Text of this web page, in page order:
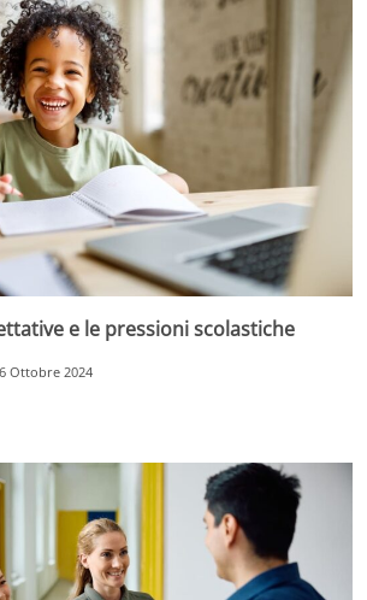
e le pressioni scolastiche
Ottobre 2024